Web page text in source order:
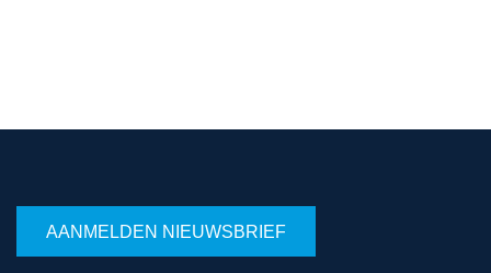
AANMELDEN NIEUWSBRIEF